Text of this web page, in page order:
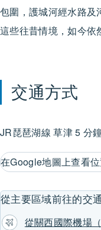
包圍，護城河經水路及
這些往昔情境，如今依
交通方式
JR琵琶湖線 草津5 分
在Google地圖上查看
從主要區域前往的交
從關西國際機場